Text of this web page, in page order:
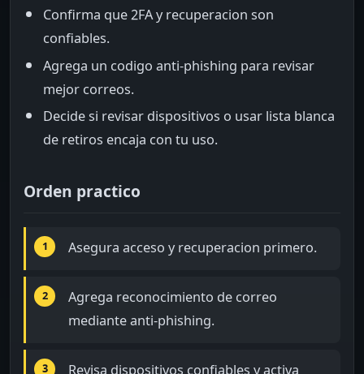
Confirma que 2FA y recuperacion son
confiables.
Agrega un codigo anti-phishing para revisar
mejor correos.
Decide si revisar dispositivos o usar lista blanca
de retiros encaja con tu uso.
Orden practico
Asegura acceso y recuperacion primero.
Agrega reconocimiento de correo
mediante anti-phishing.